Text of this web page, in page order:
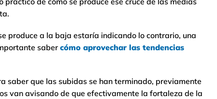
produce a la baja estaría indicando lo contrario, una
saber cómo aprovechar las tendencias
saber que las subidas se han terminado, previamente
van avisando de que efectivamente la fortaleza de la